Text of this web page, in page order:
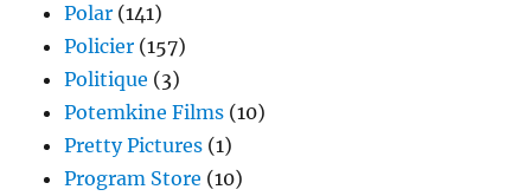
Polar (141)
Policier (157)
Politique (3)
Potemkine Films (10)
Pretty Pictures (1)
Program Store (10)